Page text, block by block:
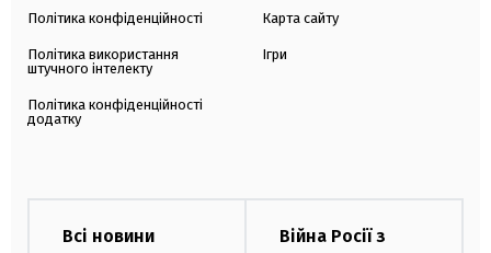
Політика конфіденційності
Політика використання
штучного інтелекту
Політика конфіденційності
додатку
Карта сайту
Ігри
Всі новини
Війна Росії з